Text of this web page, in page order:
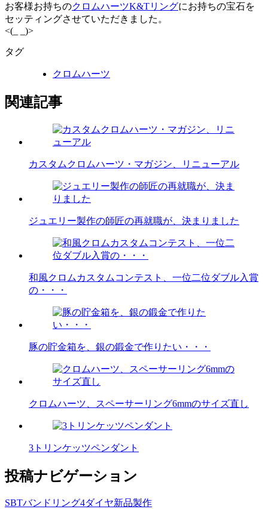
お客様お持ちのクロムハーツK&Tリングにお持ちの宝石を
セッティングさせていただきました。
<(_ _)>
タグ
クロムハーツ
関連記事
カスタムクロムハーツ・マガジン、リニューアル
ジュエリー製作の師匠の再就職が、決まりました
和風クロムカスタムコンテスト、一位二位ダブル入賞
の・・・
豚の貯金箱を、銀の鍛金で作りたい・・・
クロムハーツ、スペーサーリング6mmのサイズ直し
3トリンケッツペンダント
投稿ナビゲーション
SBTバンドリング4ダイヤ新品製作